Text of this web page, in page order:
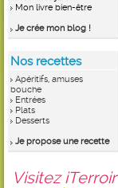
Mon livre bien-être
Je crée mon blog !
Nos recettes
Apéritifs, amuses
bouche
Entrées
Plats
Desserts
Je propose une recette
Visitez iTerroir